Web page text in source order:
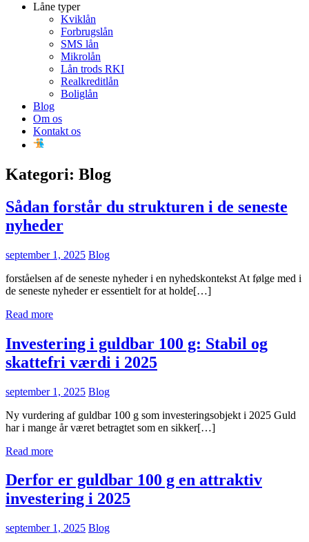
Låne typer
Kviklån
Forbrugslån
SMS lån
Mikrolån
Lån trods RKI
Realkreditlån
Boliglån
Blog
Om os
Kontakt os
Kategori: Blog
Sådan forstår du strukturen i de seneste
nyheder
september 1, 2025 Blog
forståelsen af de seneste nyheder i en nyhedskontekst At følge med i
de seneste nyheder er essentielt for at holde[…]
Read more
Investering i guldbar 100 g: Stabil og
skattefri værdi i 2025
september 1, 2025 Blog
Ny vurdering af guldbar 100 g som investeringsobjekt i 2025 Guld
har i mange år været betragtet som en sikker[…]
Read more
Derfor er guldbar 100 g en attraktiv
investering i 2025
september 1, 2025 Blog